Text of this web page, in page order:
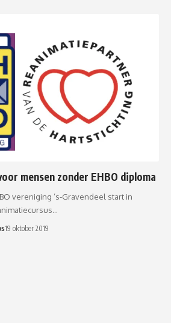
mensen zonder EHBO diploma
vereniging ’s-Gravendeel start in
19 oktober 2019